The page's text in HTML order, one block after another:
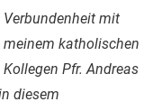
Verbundenheit mit
meinem katholischen
Kollegen Pfr. Andreas
diesem